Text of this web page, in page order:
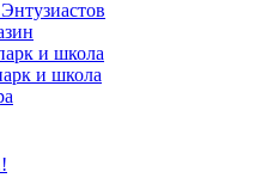
и школа
и школа